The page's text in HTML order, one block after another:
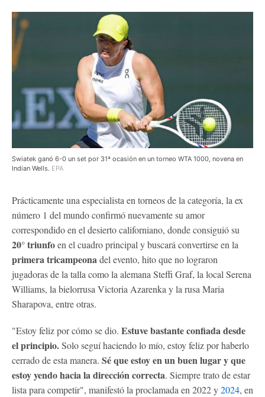
Swiatek ganó 6-0 un set por 31ª ocasión en un torneo WTA 1000, novena en
Indian Wells. EPA
Prácticamente una especialista en torneos de la categoría, la ex
número 1 del mundo confirmó nuevamente su amor
correspondido en el desierto californiano, donde consiguió su
20° triunfoen el cuadro principal y buscará convertirse en la
primera tricampeonadel evento, hito que no lograron
jugadoras de la talla como la alemana Steffi Graf, la local Serena
Williams, la bielorrusa Victoria Azarenka y la rusa Maria
Sharapova, entre otras.
"Estoy feliz por cómo se dio. Estuve bastante confiada desde
el principio.Solo seguí haciendo lo mío, estoy feliz por haberlo
cerrado de esta manera. Sé que estoy en un buen lugar y que
estoy yendo hacia la dirección correcta. Siempre trato de estar
lista para competir", manifestó la proclamada en 2022 y2024, en